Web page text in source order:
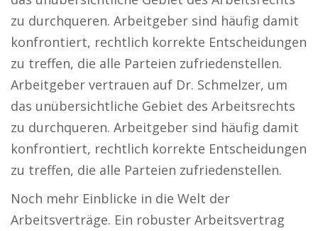
zu durchqueren. Arbeitgeber sind häufig damit
konfrontiert, rechtlich korrekte Entscheidungen
zu treffen, die alle Parteien zufriedenstellen.
Arbeitgeber vertrauen auf Dr. Schmelzer, um
das unübersichtliche Gebiet des Arbeitsrechts
zu durchqueren. Arbeitgeber sind häufig damit
konfrontiert, rechtlich korrekte Entscheidungen
zu treffen, die alle Parteien zufriedenstellen.
Noch mehr Einblicke in die Welt der
Arbeitsverträge. Ein robuster Arbeitsvertrag